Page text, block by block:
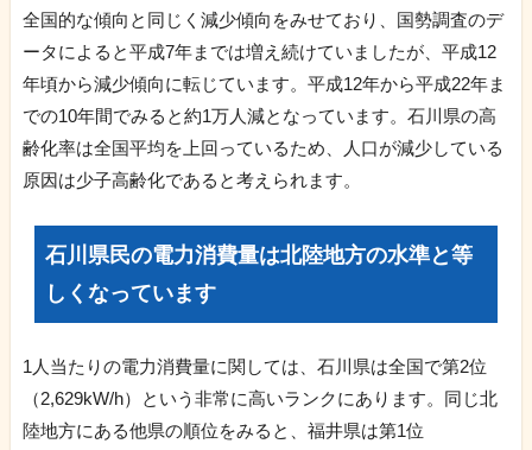
全国的な傾向と同じく減少傾向をみせており、国勢調査のデ
ータによると平成7年までは増え続けていましたが、平成12
年頃から減少傾向に転じています。平成12年から平成22年ま
での10年間でみると約1万人減となっています。石川県の高
齢化率は全国平均を上回っているため、人口が減少している
原因は少子高齢化であると考えられます。
石川県民の電力消費量は北陸地方の水準と等
しくなっています
1人当たりの電力消費量に関しては、石川県は全国で第2位
（2,629kW/h）という非常に高いランクにあります。同じ北
陸地方にある他県の順位をみると、福井県は第1位